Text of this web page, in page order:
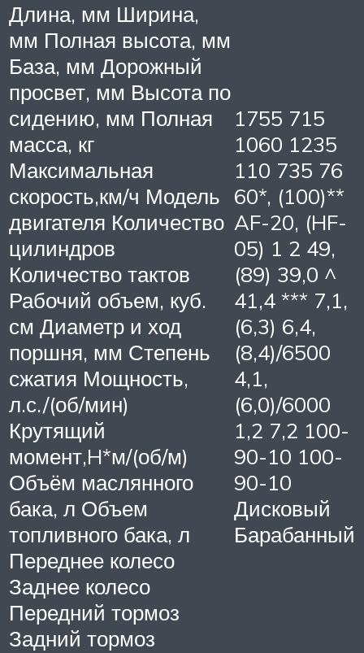
Длина, мм Ширина,
мм Полная высота, мм
База, мм Дорожный
просвет, мм Высота по
сидению, мм Полная
масса, кг
Максимальная
скорость,км/ч Модель
двигателя Количество
цилиндров
Количество тактов
Рабочий объем, куб.
см Диаметр и ход
поршня, мм Степень
сжатия Мощность,
л.с./(об/мин)
Крутящий
момент,H*м/(об/м)
Объём маслянного
бака, л Объем
топливного бака, л
Переднее колесо
Заднее колесо
Передний тормоз
Задний тормоз
1755 715
1060 1235
110 735 76
60*, (100)**
AF-20, (HF-
05) 1 2 49,
(89) 39,0 ^
41,4 *** 7,1,
(6,3) 6,4,
(8,4)/6500
4,1,
(6,0)/6000
1,2 7,2 100-
90-10 100-
90-10
Дисковый
Барабанный